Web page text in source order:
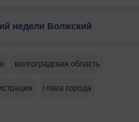
недели Волжский
волгоградская область
глава города